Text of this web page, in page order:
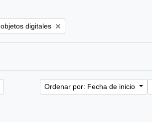
filter:digitales
Ordenar por: Fecha de inicio